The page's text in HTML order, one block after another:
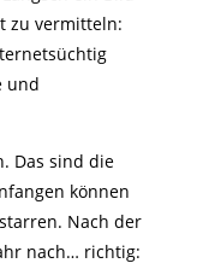
zu vermitteln:
und
Das sind die
können
Nach der
nach… richtig: